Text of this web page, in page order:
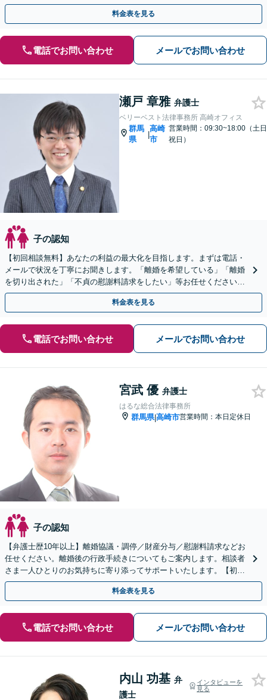
料の相談は何度でも無料・電話/WEB可】
料金表を見る
電話でお問い合わせ メールでお問い合わせ
瀬戸 章雅 弁護士
ベリーベスト法律事務所 高崎オフィス
群馬
県
|
高崎
市
営業時間：09:30~18:00（土日
祝日）
子の認知
【初回相談無料】あなたの利益の最大化を目指します。まずは電話・
メールで状況を丁寧にお聞きします。「離婚を希望している」「離婚
を切り出された」「不貞の慰謝料請求をしたい」等お任せください。
【リーズナブルな料金設定】
料金表を見る
電話でお問い合わせ メールでお問い合わせ
宮武 優 弁護士
はるな総合法律事務所
群馬県|高崎市営業時間：本日定休日
子の認知
【弁護士歴10年以上】離婚協議・調停／財産分与／慰謝料請求などお
任せください。離婚後の行政手続きについてもご案内します。相談者
さま一人ひとりのお気持ちに寄り添ってサポートいたします。【初回
相談無料】【電話相談可】
料金表を見る
電話でお問い合わせ メールでお問い合わせ
内山 功基 弁
護士
インタビューを
見る